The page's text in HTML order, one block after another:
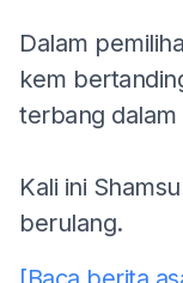
Dalam
kem
terbang dalam
Kali ini
berulang.